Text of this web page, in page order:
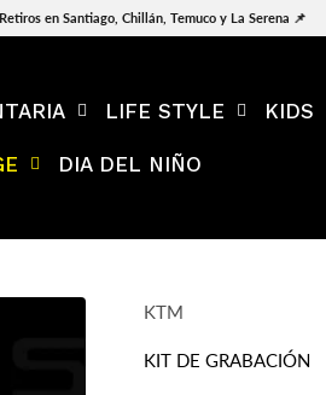
en Santiago, Chillán, Temuco y La Serena 📌
LIFE STYLE KIDS
DIA DEL NIÑO
KTM
KIT DE GRABACIÓN